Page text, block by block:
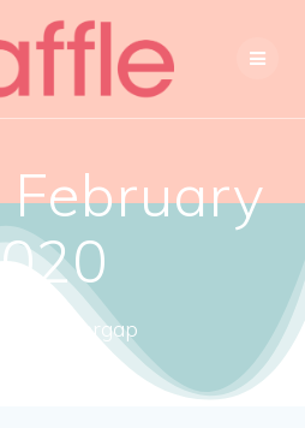
February
gendergap